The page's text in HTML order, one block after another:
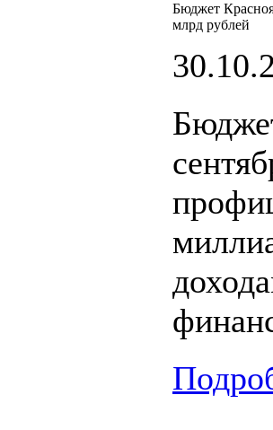
Бюджет
млрд рублей